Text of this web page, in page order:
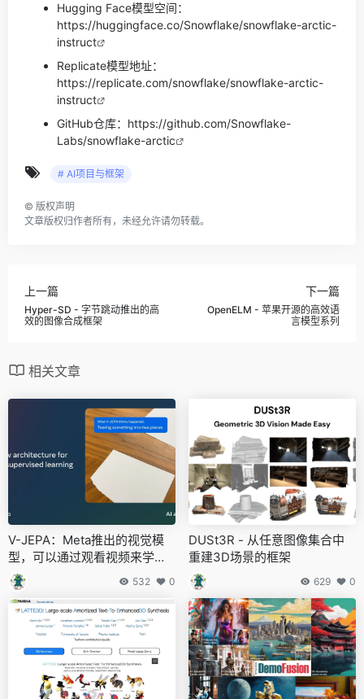
Hugging Face模型空间：
https://huggingface.co/Snowflake/snowflake-arctic-
instruct
Replicate模型地址：
https://replicate.com/snowflake/snowflake-arctic-
instruct
GitHub仓库： https://github.com/Snowflake-
Labs/snowflake-arctic
# AI项目与框架
© 版权声明
文章版权归作者所有，未经允许请勿转载。
上一篇
Hyper-SD - 字节跳动推出的高
效的图像合成框架
下一篇
OpenELM - 苹果开源的高效语
言模型系列
相关文章
V-JEPA：Meta推出的视觉模
型，可以通过观看视频来学习
理解物理世界
532 0
DUSt3R - 从任意图像集合中
重建3D场景的框架
629 0